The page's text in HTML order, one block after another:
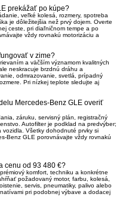
prekážať po kúpe?
veľké kolesá, rozmery, spotreba
je dôležitejšia než prvý dojem. Overte
ceste, pri diaľničnom tempe a po
vždy rovnakú motorizáciu a
v zime?
a väčším významom kvalitných
neskracuje brzdnú dráhu a
odmrazovanie, svetlá, prípadný
Pri nízkej teplote sledujte aj
Mercedes-Benz GLE overiť
záruku, servisný plán, registračný
Autofilter je podklad na predvýber;
Všetky dohodnuté prvky si
Benz GLE porovnávajte vždy rovnakú
cenu od 93 480 €?
komfort, techniku a konkrétne
požadovaný motor, farbu, kolesá,
servis, pneumatiky, palivo alebo
pri podobnej výbave a dodacej